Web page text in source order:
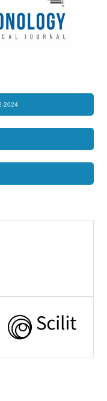
2024